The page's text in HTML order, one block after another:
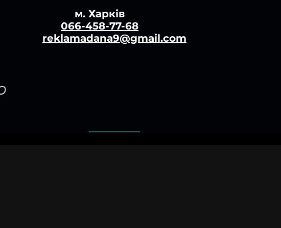
м. Харків
066-458-77-68
reklamadana9@gmail.com